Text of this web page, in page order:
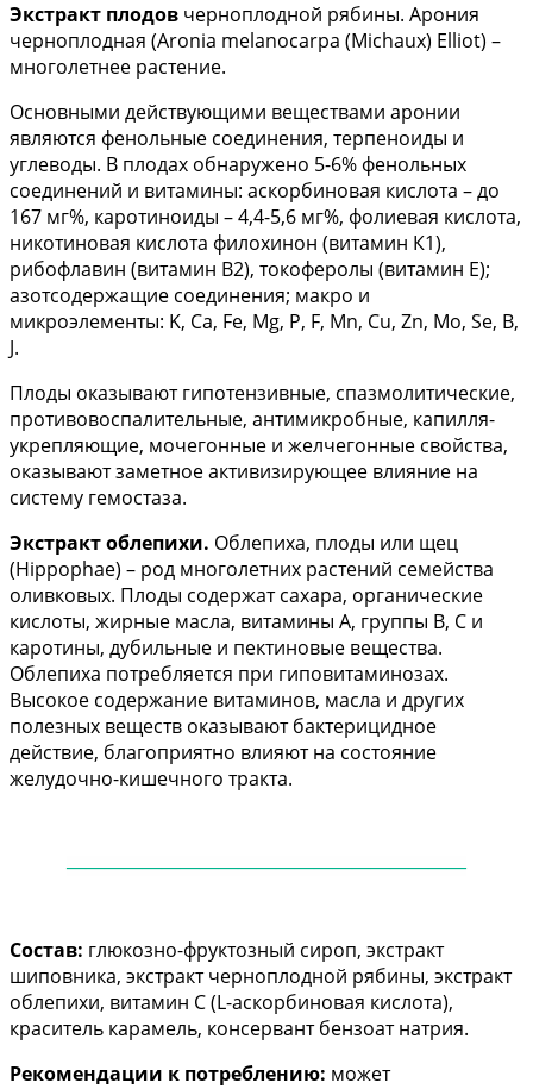
Экстракт плодов черноплодной рябины. Арония
черноплодная (Aronia melanocarpa (Michaux) Elliot) –
многолетнее растение.
Основными действующими веществами аронии
являются фенольные соединения, терпеноиды и
углеводы. В плодах обнаружено 5-6% фенольных
соединений и витамины: аскорбиновая кислота – до
167 мг%, каротиноиды – 4,4-5,6 мг%, фолиевая кислота,
никотиновая кислота филохинон (витамин К1),
рибофлавин (витамин В2), токоферолы (витамин Е);
азотсодержащие соединения; макро и
микроэлементы: K, Са, Fe, Mg, P, F, Mn, Cu, Zn, Mo, Se, B,
J.
Плоды оказывают гипотензивные, спазмолитические,
противовоспалительные, антимикробные, капилля-
укрепляющие, мочегонные и желчегонные свойства,
оказывают заметное активизирующее влияние на
систему гемостаза.
Экстракт облепихи. Облепиха, плоды или щец
(Hippophae) – род многолетних растений семейства
оливковых. Плоды содержат сахара, органические
кислоты, жирные масла, витамины А, группы В, С и
каротины, дубильные и пектиновые вещества.
Облепиха потребляется при гиповитаминозах.
Высокое содержание витаминов, масла и других
полезных веществ оказывают бактерицидное
действие, благоприятно влияют на состояние
желудочно-кишечного тракта.
—————————————————————
Состав: глюкозно-фруктозный сироп, экстракт
шиповника, экстракт черноплодной рябины, экстракт
облепихи, витамин С (L-аскорбиновая кислота),
краситель карамель, консервант бензоат натрия.
Рекомендации к потреблению: может